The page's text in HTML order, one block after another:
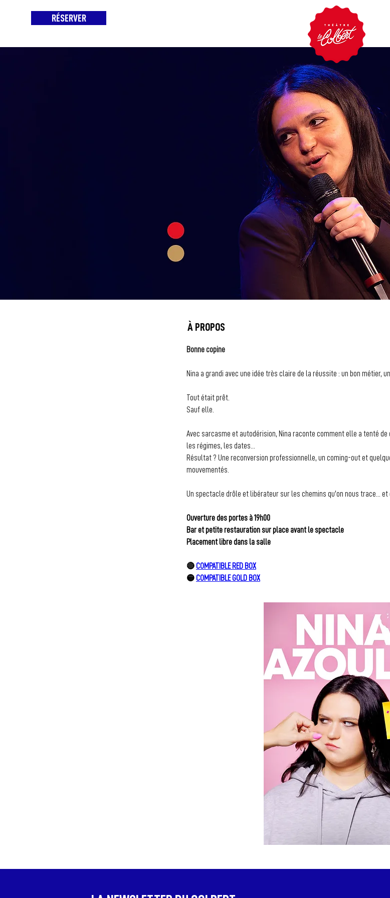
RÉSERVER
À PROPOS
Bonne copine
Nina a grandi avec une idée très claire de la réussite : un bon métier,
Tout était prêt.
Sauf elle.
Avec sarcasme et autodérision, Nina raconte comment elle a tenté
les régimes, les dates...
Résultat ? Une reconversion professionnelle, un coming-out et
mouvementés.
Un spectacle drôle et libérateur sur les chemins qu'on nous trace... et
Ouverture des portes à 19h00
Bar et petite restauration sur place avant le spectacle
Placement libre dans la salle
🔴 COMPATIBLE RED BOX
🟡 COMPATIBLE GOLD BOX